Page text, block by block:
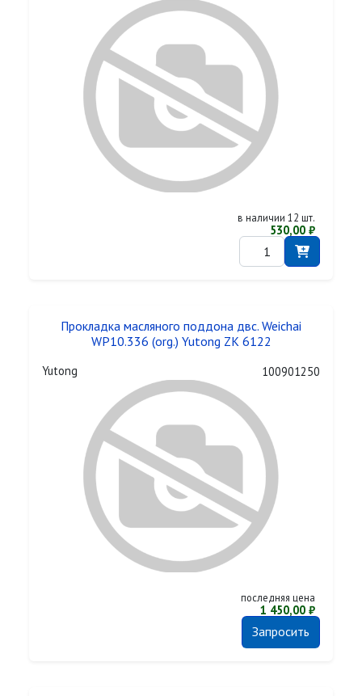
в наличии 12 шт.
530,00 ₽
Прокладка масляного поддона двс. Weichai
WP10.336 (org.) Yutong ZK 6122
Yutong 100901250
последняя цена
1 450,00 ₽
Запросить